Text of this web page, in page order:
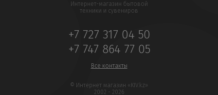
Интернет-магазин бытовой
техники и сувениров
+7 727 317 04 50
+7 747 864 77 05
Все контакты
© Интернет магазин «KIV.kz»
2002 - 2026